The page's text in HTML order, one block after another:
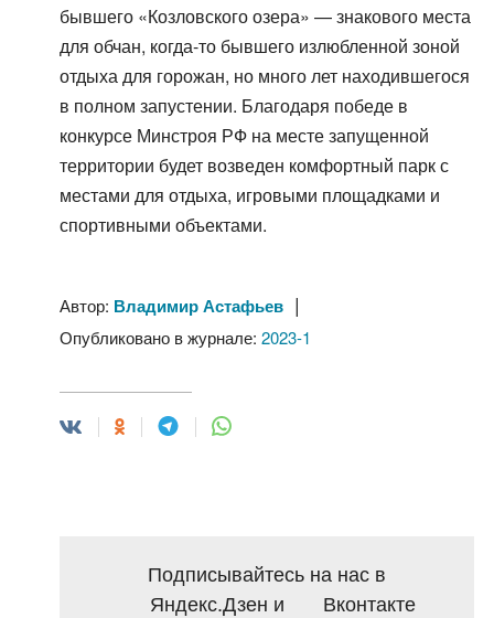
бывшего «Козловского озера» — знакового места
для обчан, когда-то бывшего излюбленной зоной
отдыха для горожан, но много лет находившегося
в полном запустении. Благодаря победе в
конкурсе Минстроя РФ на месте запущенной
территории будет возведен комфортный парк с
местами для отдыха, игровыми площадками и
спортивными объектами.
Автор: Владимир Астафьев|
Опубликовано в журнале: 2023-1
Подписывайтесь на нас в
Яндекс.Дзен и Вконтакте